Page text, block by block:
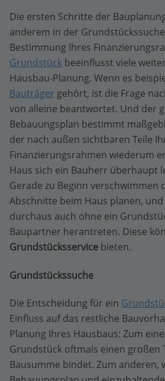
Die ersten Schritte der
anderem in der
Bestimmung Ihres
Grundstück beeinflusst viele
Hausbau-Planung. Wenn es
Bauträger gehört, ist die Frage
von alleine beantwortet. Und der
Bebauungsplan bestimmt
der nach außen sichtbaren Teile
Finanzierungsrahmen wiederum
Haus sich ein Bauherr überhaupt
Gerade zu Beginn verschwimmen
Abschnitte beim Haus planen, und
durchaus auch ohne ein
Baupartner herantreten. Diese
Grundstücksservice bieten.
Grundstückssuche
Die Entscheidung für ein
Einfluss auf das restliche
Planung Ihres Hausbaus: Zum
Grundstück oftmals einen großen
Bausumme bindet. Zum anderen,